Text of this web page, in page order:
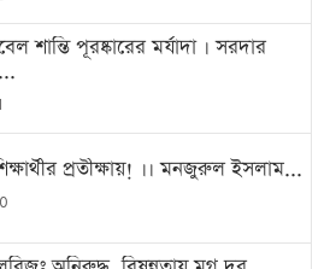
শান্তি পূরষ্কারের মর্যাদা । সরদার
প্রতীক্ষায়! ।। মনজুরুল ইসলাম...